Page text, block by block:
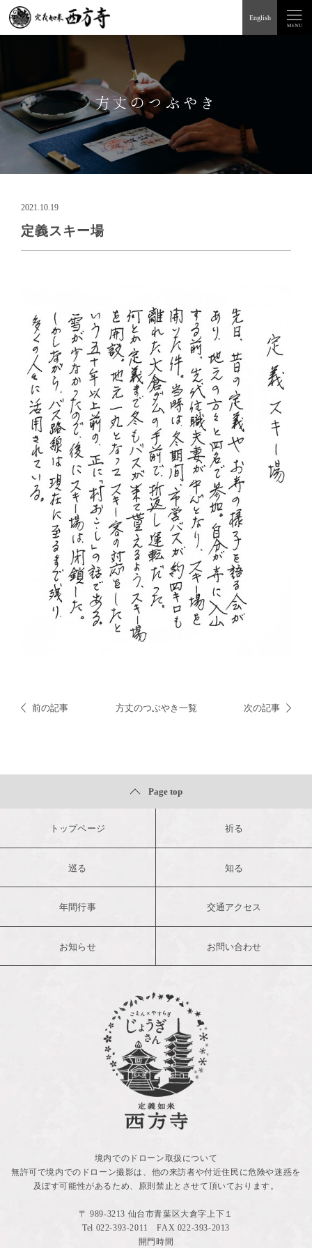
English
方丈のつぶやき
2021.10.19
定義スキー場
前の記事 方丈のつぶやき一覧 次の記事
Page top
トップページ 祈る
巡る 知る
年間行事 交通アクセス
お知らせ お問い合わせ
境内でのドローン取扱について
無許可で境内でのドローン撮影は、他の来訪者や付近住民に危険や迷惑を
及ぼす可能性があるため、原則禁止とさせて頂いております。
〒 989-3213 仙台市青葉区大倉字上下１
Tel 022-393-2011
FAX 022-393-2013
開門時間